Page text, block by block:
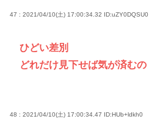
47 : 2021/04/10(土) 17:00:34.32 ID:uZY0DQSU0
ひどい差別
どれだけ見下せば気が済むの
48 : 2021/04/10(土) 17:00:34.47 ID:HUb+ldkh0